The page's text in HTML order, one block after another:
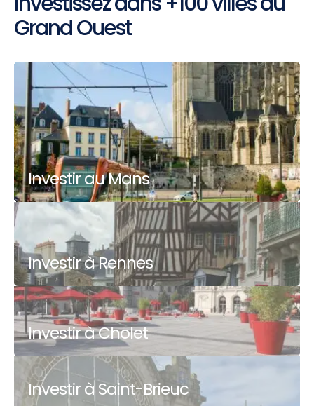
Grand Ouest
Investir au Mans
Investir à Rennes
Investir à Cholet
Investir à Saint-Brieuc